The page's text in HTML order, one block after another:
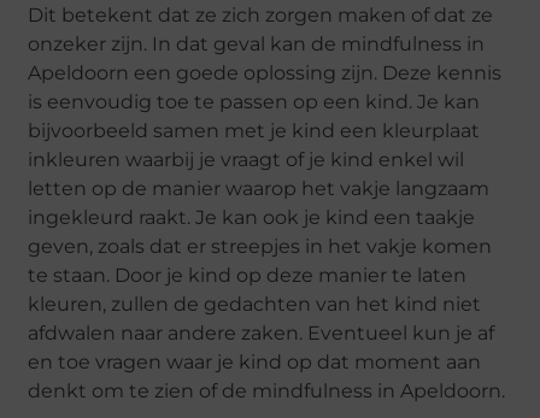
Dit betekent dat ze zich zorgen maken of dat ze
onzeker zijn. In dat geval kan de mindfulness in
Apeldoorn een goede oplossing zijn. Deze kennis
is eenvoudig toe te passen op een kind. Je kan
bijvoorbeeld samen met je kind een kleurplaat
inkleuren waarbij je vraagt of je kind enkel wil
letten op de manier waarop het vakje langzaam
ingekleurd raakt. Je kan ook je kind een taakje
geven, zoals dat er streepjes in het vakje komen
te staan. Door je kind op deze manier te laten
kleuren, zullen de gedachten van het kind niet
afdwalen naar andere zaken. Eventueel kun je af
en toe vragen waar je kind op dat moment aan
denkt om te zien of de mindfulness in Apeldoorn.